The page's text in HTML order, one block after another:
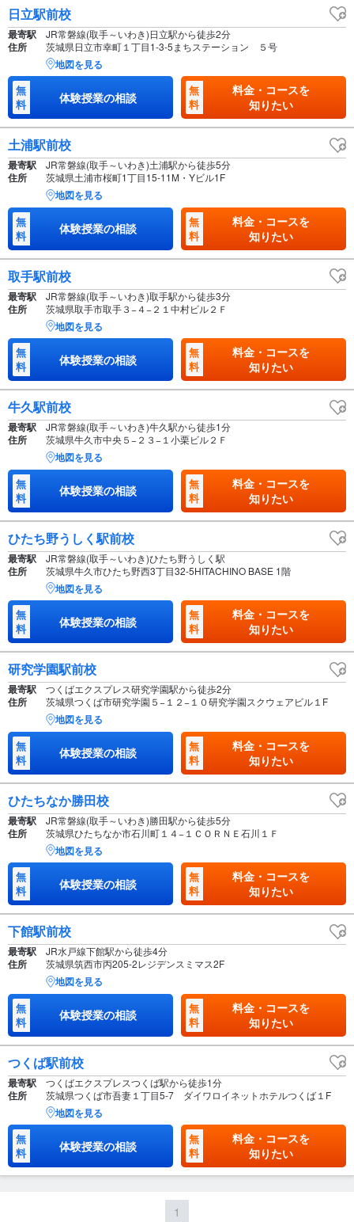
日立駅前校
最寄駅 JR常磐線(取手～いわき)日立駅から徒歩2分
住所 茨城県日立市幸町１丁目1-3-5まちステーション ５号
地図を見る
無
料
体験授業の相談
無
料
料金・コースを
知りたい
土浦駅前校
最寄駅 JR常磐線(取手～いわき)土浦駅から徒歩5分
住所 茨城県土浦市桜町1丁目15-11M・Yビル1F
地図を見る
無
料
体験授業の相談
無
料
料金・コースを
知りたい
取手駅前校
最寄駅 JR常磐線(取手～いわき)取手駅から徒歩3分
住所 茨城県取手市取手３−４−２１中村ビル２Ｆ
地図を見る
無
料
体験授業の相談
無
料
料金・コースを
知りたい
牛久駅前校
最寄駅 JR常磐線(取手～いわき)牛久駅から徒歩1分
住所 茨城県牛久市中央５−２３−１小栗ビル２Ｆ
地図を見る
無
料
体験授業の相談
無
料
料金・コースを
知りたい
ひたち野うしく駅前校
最寄駅 JR常磐線(取手～いわき)ひたち野うしく駅
住所 茨城県牛久市ひたち野西3丁目32-5HITACHINO BASE 1階
地図を見る
無
料
体験授業の相談
無
料
料金・コースを
知りたい
研究学園駅前校
最寄駅 つくばエクスプレス研究学園駅から徒歩2分
住所 茨城県つくば市研究学園５−１２−１０研究学園スクウェアビル１F
地図を見る
無
料
体験授業の相談
無
料
料金・コースを
知りたい
ひたちなか勝田校
最寄駅 JR常磐線(取手～いわき)勝田駅から徒歩5分
住所 茨城県ひたちなか市石川町１４−１ＣＯＲＮＥ石川１Ｆ
地図を見る
無
料
体験授業の相談
無
料
料金・コースを
知りたい
下館駅前校
最寄駅 JR水戸線下館駅から徒歩4分
住所 茨城県筑西市丙205-2レジデンスミマス2F
地図を見る
無
料
体験授業の相談
無
料
料金・コースを
知りたい
つくば駅前校
最寄駅 つくばエクスプレスつくば駅から徒歩1分
住所 茨城県つくば市吾妻１丁目5-7 ダイワロイネットホテルつくば１F
地図を見る
無
料
体験授業の相談
無
料
料金・コースを
知りたい
1